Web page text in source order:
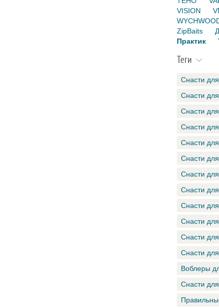
VISION
ZipBaits
Практик
Теги
Снасти
Снасти
Снасти
Снасти
Снасти
Снасти
Снасти
Снасти
Снасти
Снасти
Снасти
Снасти
Воблеры
Снасти